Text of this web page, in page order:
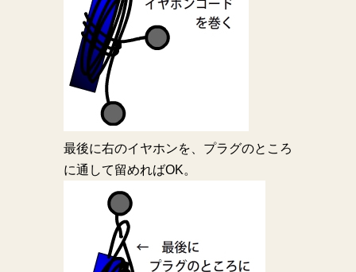
最後に右のイヤホンを、プラグのところ
に通して留めればOK。